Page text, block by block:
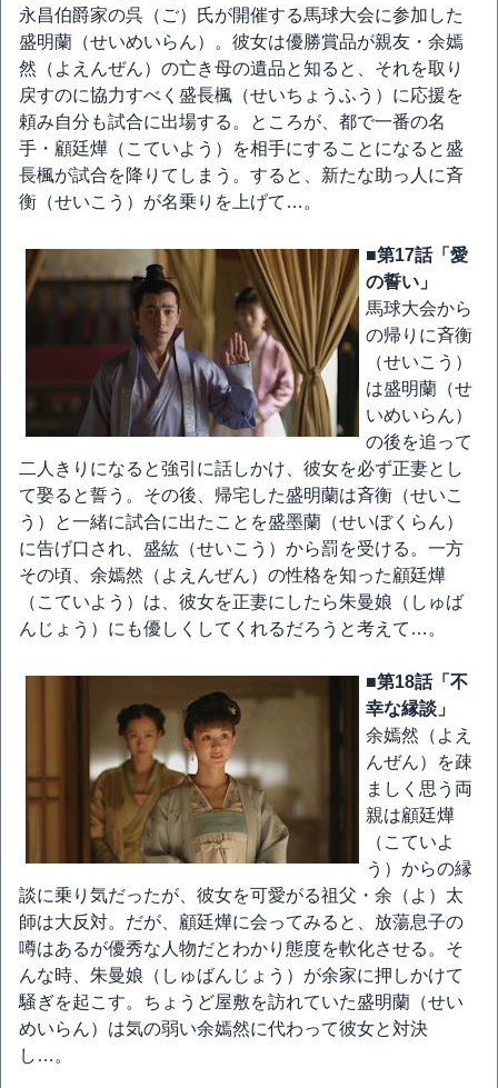
永昌伯爵家の呉（ご）氏が開催する馬球大会に参加した
盛明蘭（せいめいらん）。彼女は優勝賞品が親友・余嫣
然（よえんぜん）の亡き母の遺品と知ると、それを取り
戻すのに協力すべく盛長楓（せいちょうふう）に応援を
頼み自分も試合に出場する。ところが、都で一番の名
手・顧廷燁（こていよう）を相手にすることになると盛
長楓が試合を降りてしまう。すると、新たな助っ人に斉
衡（せいこう）が名乗りを上げて…。
■第17話「愛
の誓い」
馬球大会から
の帰りに斉衡
（せいこう）
は盛明蘭（せ
いめいらん）
の後を追って
二人きりになると強引に話しかけ、彼女を必ず正妻とし
て娶ると誓う。その後、帰宅した盛明蘭は斉衡（せいこ
う）と一緒に試合に出たことを盛墨蘭（せいぼくらん）
に告げ口され、盛紘（せいこう）から罰を受ける。一方
その頃、余嫣然（よえんぜん）の性格を知った顧廷燁
（こていよう）は、彼女を正妻にしたら朱曼娘（しゅば
んじょう）にも優しくしてくれるだろうと考えて…。
■第18話「不
幸な縁談」
余嫣然（よえ
んぜん）を疎
ましく思う両
親は顧廷燁
（こていよ
う）からの縁
談に乗り気だったが、彼女を可愛がる祖父・余（よ）太
師は大反対。だが、顧廷燁に会ってみると、放蕩息子の
噂はあるが優秀な人物だとわかり態度を軟化させる。そ
んな時、朱曼娘（しゅばんじょう）が余家に押しかけて
騒ぎを起こす。ちょうど屋敷を訪れていた盛明蘭（せい
めいらん）は気の弱い余嫣然に代わって彼女と対決
し…。